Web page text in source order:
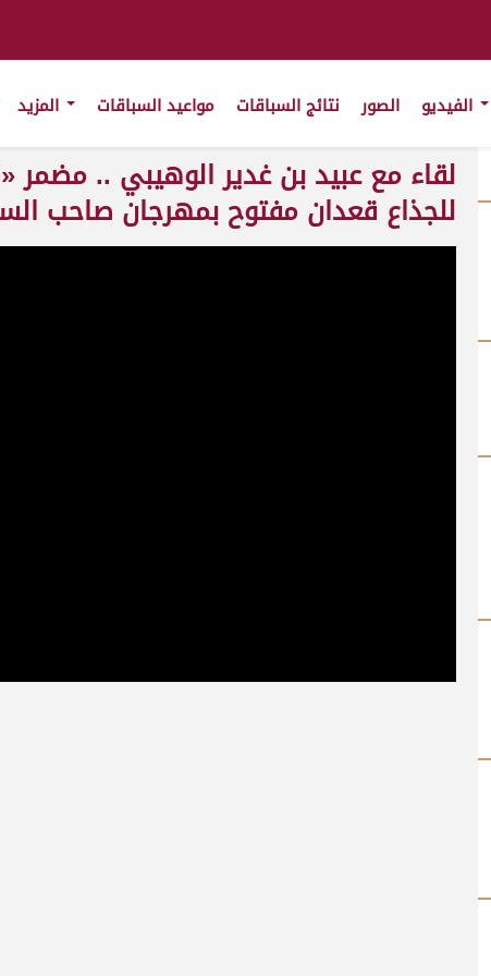
الصور نتائج السباقات مواعيد السباقات
لقاء مع عبيد بن غدير الوهيبي .. مضمر
للجذاع قعدان مفتوح بمهرجان صاحب السمو